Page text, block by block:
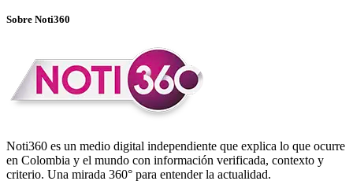
Sobre Noti360
Noti360 es un medio digital independiente que explica lo que ocurre
en Colombia y el mundo con información verificada, contexto y
criterio. Una mirada 360° para entender la actualidad.